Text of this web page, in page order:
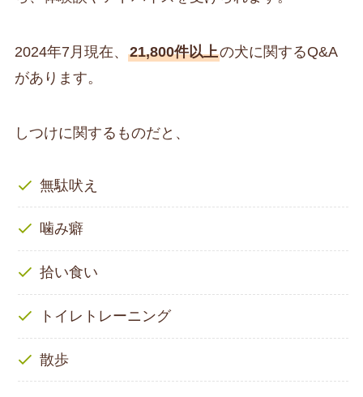
2024年7月現在、 21,800件以上の犬に関するQ&A
があります。
しつけに関するものだと、
無駄吠え
噛み癖
拾い食い
トイレトレーニング
散歩